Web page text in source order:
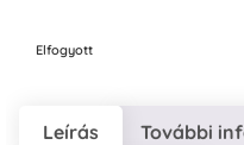
Elfogyott
Leírás További